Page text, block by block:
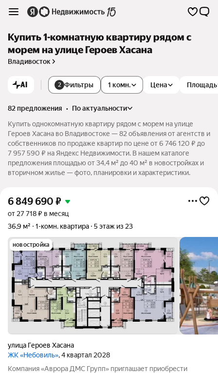
Купить 1-комнатную квартиру рядом с
морем на улице Героев Хасана
Владивосток
AI 2 Фильтры 1 комн. Цена Площадь
82 предложения •
по актуальности
Купить однокомнатную квартиру рядом с морем на улице
Героев Хасана во Владивостоке — 82 объявления от агентств и
собственников по продаже квартир по цене от 6 746 120 ₽ до
7 957 590 ₽ на Яндекс Недвижимости. В нашем каталоге
предложения площадью от 34,4 м² до 40 м² в новостройках и
вторичном жилье — фото, планировки и характеристики.
6 849 690 ₽
от 27 718 ₽ в месяц
36,9 м²
1-комн. квартира 5 этаж из 23
новостройка
улица Героев Хасана
ЖК «Небовиль», 4 квартал 2028
Компания «Аврора ДМС Групп» приглашает приобрести